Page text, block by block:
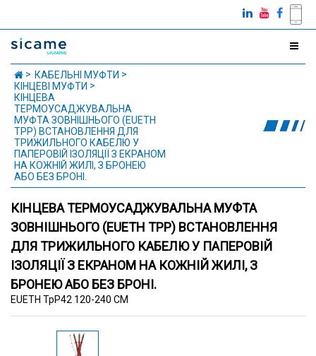
КАБЕЛЬНІ МУФТИ
КІНЦЕВІ МУФТИ
КІНЦЕВА
ТЕРМОУСАДЖУВАЛЬНА
МУФТА ЗОВНІШНЬОГО (EUETH
TPP) ВСТАНОВЛЕННЯ ДЛЯ
ТРИЖИЛЬНОГО КАБЕЛЮ У
ПАПЕРОВІЙ ІЗОЛЯЦІЇ З ЕКРАНОМ
НА КОЖНІЙ ЖИЛІ, З БРОНЕЮ
АБО БЕЗ БРОНІ.
КІНЦЕВА ТЕРМОУСАДЖУВАЛЬНА МУФТА
ЗОВНІШНЬОГО (EUETH TPP) ВСТАНОВЛЕННЯ
ДЛЯ ТРИЖИЛЬНОГО КАБЕЛЮ У ПАПЕРОВІЙ
ІЗОЛЯЦІЇ З ЕКРАНОМ НА КОЖНІЙ ЖИЛІ, З
БРОНЕЮ АБО БЕЗ БРОНІ.
EUETH TpP42 120-240 CM